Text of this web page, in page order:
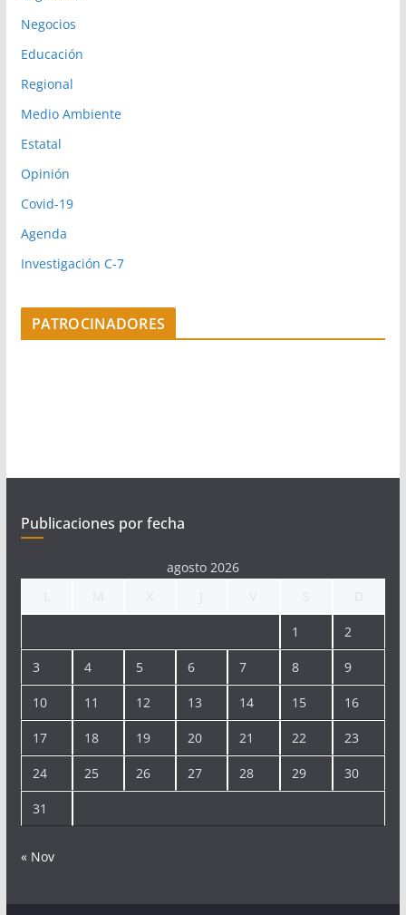
Negocios
Educación
Regional
Medio Ambiente
Estatal
Opinión
Covid-19
Agenda
Investigación C-7
PATROCINADORES
Publicaciones por fecha
agosto 2026
1 2
3 4 5 6 7 8 9
10 11 12 13 14 15 16
17 18 19 20 21 22 23
24 25 26 27 28 29 30
31
« Nov